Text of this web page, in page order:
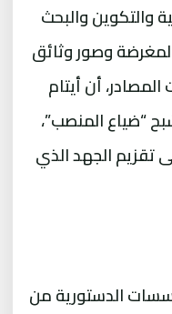
والتكوين والبحث
وصور وثائق
أن أيتام
“ضياع المنصب”،
تقزيم الجهد الذي
الدستورية من